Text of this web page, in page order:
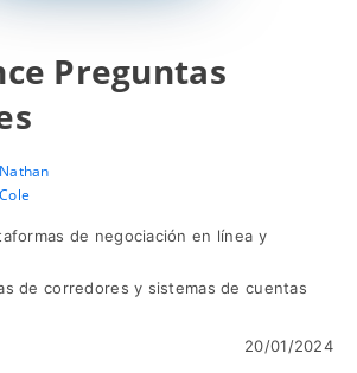
Preguntas
Nathan
Cole
de negociación en línea y
de corredores y sistemas de cuentas
20/01/2024